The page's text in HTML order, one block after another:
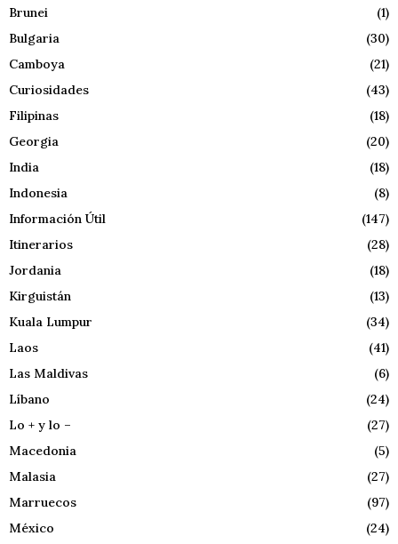
Brunei
(1)
Bulgaria
(30)
Camboya
(21)
Curiosidades
(43)
Filipinas
(18)
Georgia
(20)
India
(18)
Indonesia
(8)
Información Útil
(147)
Itinerarios
(28)
Jordania
(18)
Kirguistán
(13)
Kuala Lumpur
(34)
Laos
(41)
Las Maldivas
(6)
Líbano
(24)
Lo + y lo –
(27)
Macedonia
(5)
Malasia
(27)
Marruecos
(97)
México
(24)